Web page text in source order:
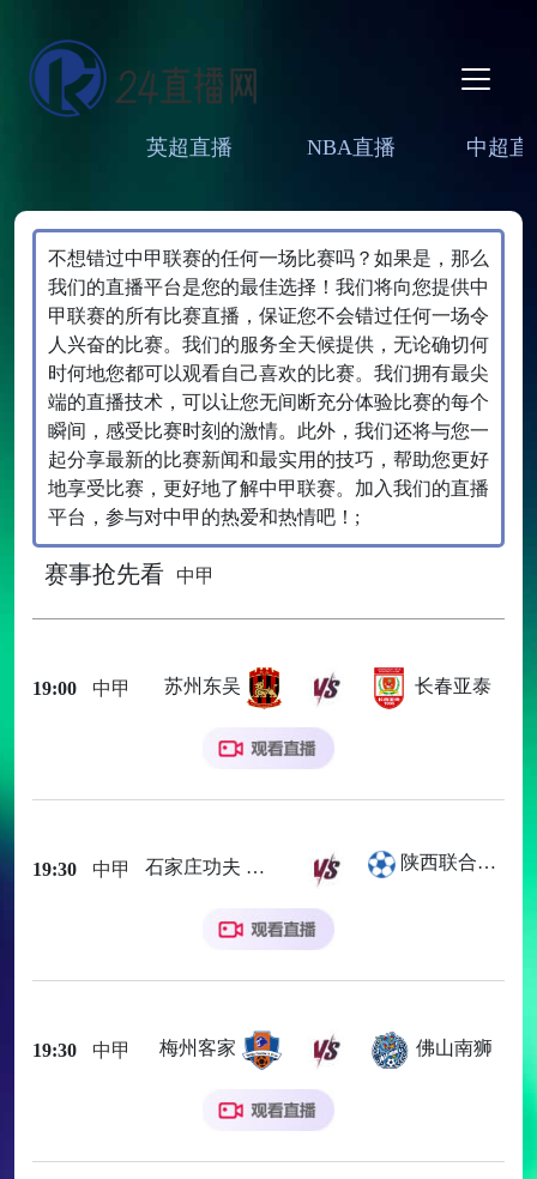
英超直播 NBA直播 中超直
不想错过中甲联赛的任何一场比赛吗？如果是，那么
我们的直播平台是您的最佳选择！我们将向您提供中
甲联赛的所有比赛直播，保证您不会错过任何一场令
人兴奋的比赛。我们的服务全天候提供，无论确切何
时何地您都可以观看自己喜欢的比赛。我们拥有最尖
端的直播技术，可以让您无间断充分体验比赛的每个
瞬间，感受比赛时刻的激情。此外，我们还将与您一
起分享最新的比赛新闻和最实用的技巧，帮助您更好
地享受比赛，更好地了解中甲联赛。加入我们的直播
平台，参与对中甲的热爱和热情吧！;
赛事抢先看 中甲
19:00 中甲 苏州东吴 长春亚泰
19:30 中甲 石家庄功夫 陕西联合月亮泊队
19:30 中甲 梅州客家 佛山南狮